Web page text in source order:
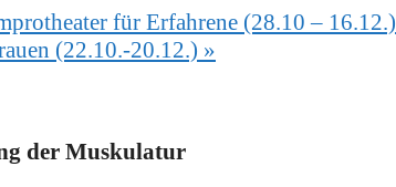
für Erfahrene (28.10 – 16.12.)
(22.10.-20.12.) »
der Muskulatur